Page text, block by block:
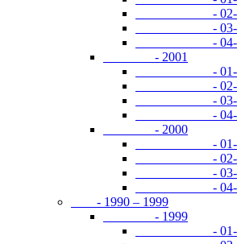
- 02-
- 03-
- 04-
- 2001
- 01-
- 02-
- 03-
- 04-
- 2000
- 01-
- 02-
- 03-
- 04-
- 1990 – 1999
- 1999
- 01-